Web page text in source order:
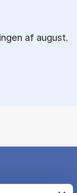
af august.